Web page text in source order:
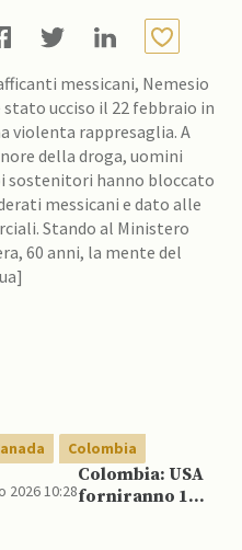
messicani, Nemesio
ucciso il 22 febbraio in
violenta rappresaglia. A
della droga, uomini
sostenitori hanno bloccato
messicani e dato alle
60 anni, la mente del
Colombia
2026 10:28
Colombia: USA
forniranno 1